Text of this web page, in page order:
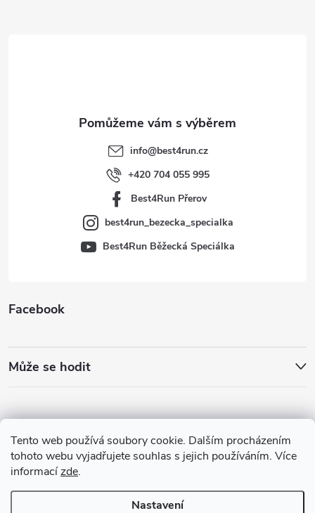
Tento web používá soubory cookie. Dalším procházením
tohoto webu vyjadřujete souhlas s jejich používáním. Více
informacízde.
Nastavení
Facebook
Může se hodit
info@best4run.cz
+420 704 055 995
Best4Run Přerov
best4run_bezecka_specialka
Best4Run Běžecká Speciálka